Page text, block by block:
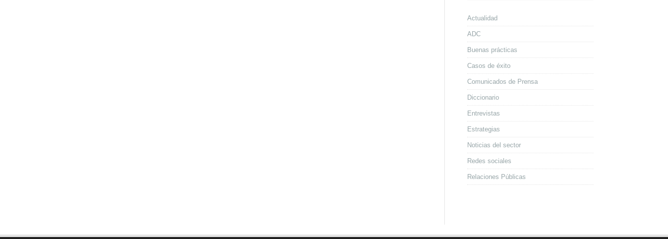
Actualidad
ADC
Buenas prácticas
Casos de éxito
Comunicados de Prensa
Diccionario
Entrevistas
Estrategias
Noticias del sector
Redes sociales
Relaciones Públicas